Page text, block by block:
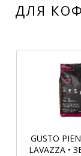
ДЛЯ
GUSTO
LAVAZZA •